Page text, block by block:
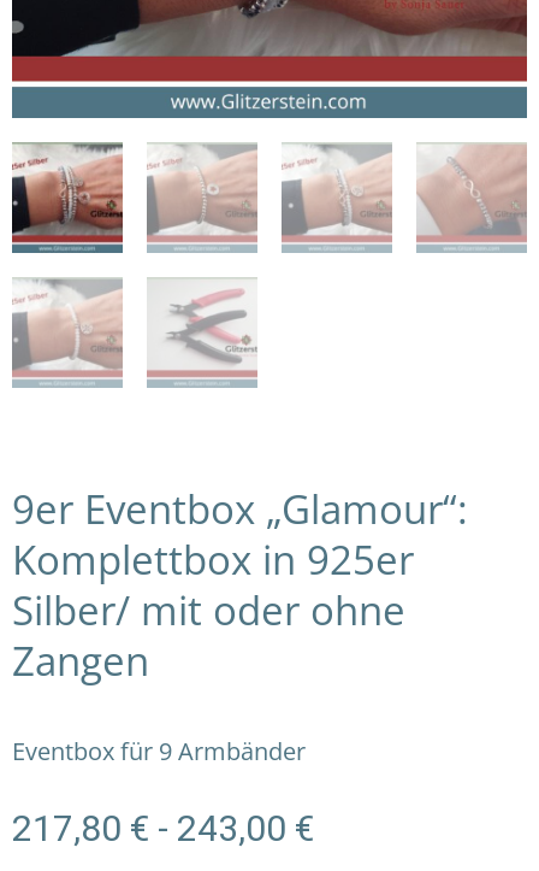
9er Eventbox „Glamour“:
Komplettbox in 925er
Silber/ mit oder ohne
Zangen
Eventbox für 9 Armbänder
217,80 € - 243,00 €